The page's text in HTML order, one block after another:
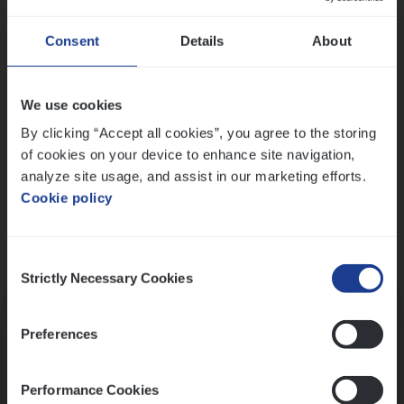
Consent Details About
We use cookies
By clicking “Accept all cookies”, you agree to the storing
of cookies on your device to enhance site navigation,
analyze site usage, and assist in our marketing efforts.
Cookie policy
Selection
Strictly Necessary Cookies
Preferences
Performance Cookies
Ons sollicitatieproces